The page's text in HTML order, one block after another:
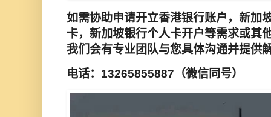
如需协助申请开立香港银行账户 ，新加
卡，新加坡银行个人卡开户等需求或其
我们会有专业团队与您具体沟通并提
电话：13265855887（微信同号）